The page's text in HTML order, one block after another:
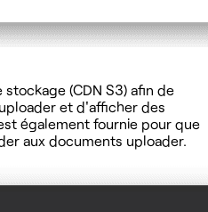
(CDN S3) afin de
et d'afficher des
également fournie pour que
aux documents uploader.